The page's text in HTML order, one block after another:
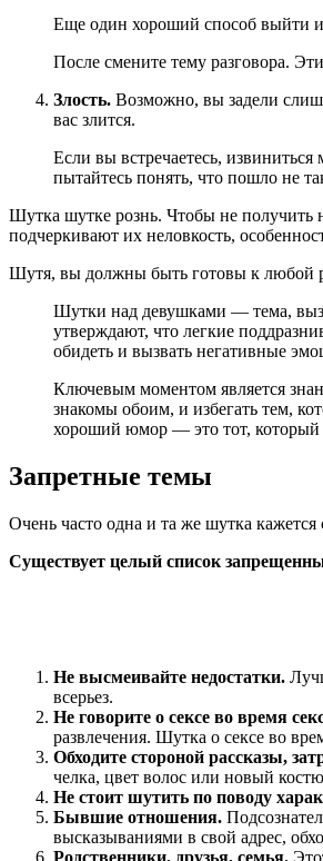
Еще один хороший способ выйти
После смените тему разговора.
Злость. Возможно, вы задели
вас злится.
Если вы встречаетесь,
пытайтесь понять, что пошло не
Шутка шутке рознь. Чтобы не получить
подчеркивают их неловкость,
Шутя, вы должны быть готовы к любой
Шутки над девушками — тема,
утверждают, что легкие
обидеть и вызвать негативные
Ключевым моментом является
знакомы обоим, и избегать тем,
хороший юмор — это тот, который
Запретные темы
Очень часто одна и та же шутка
Существует целый список
Не высмеивайте недостатки.
всерьез.
Не говорите о сексе во время
развлечения. Шутка о сексе во
Обходите стороной рассказы,
челка, цвет волос или новый
Не стоит шутить по поводу
Бывшие отношения.
высказываниями в свой адрес,